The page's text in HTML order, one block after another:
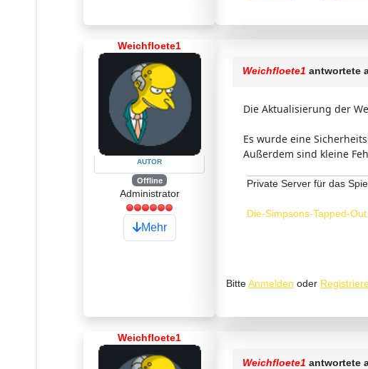
Weichfloete1
AUTOR
Offline
Administrator
Mehr
Weichfloete1 antwortete
Die Aktualisierung der
Es wurde eine
Außerdem sind kleine
Private Server für das
Die-Simpsons-Tapped-
BitteAnmelden oder
Weichfloete1
Weichfloete1 antwortete